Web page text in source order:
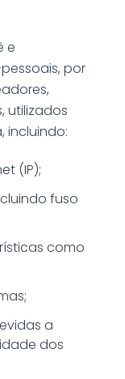
e
por
utilizados
incluindo:
(IP);
fuso
como
a
dos